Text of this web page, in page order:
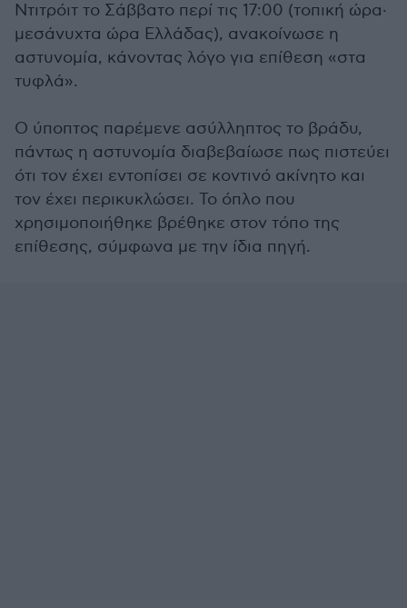
Ντιτρόιτ το Σάββατο περί τις 17:00 (τοπική ώρα·
μεσάνυχτα ώρα Ελλάδας), ανακοίνωσε η
αστυνομία, κάνοντας λόγο για επίθεση «στα
τυφλά».
Ο ύποπτος παρέμενε ασύλληπτος το βράδυ,
πάντως η αστυνομία διαβεβαίωσε πως πιστεύει
ότι τον έχει εντοπίσει σε κοντινό ακίνητο και
τον έχει περικυκλώσει. Το όπλο που
χρησιμοποιήθηκε βρέθηκε στον τόπο της
επίθεσης, σύμφωνα με την ίδια πηγή.